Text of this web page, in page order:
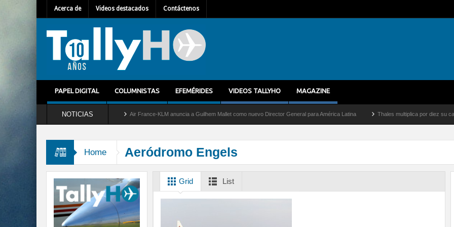
Acerca de Videos destacados Contáctenos
PAPEL DIGITAL COLUMNISTAS EFEMÉRIDES VIDEOS TALLYHO MAGAZINE
NOTICIAS
del servicio al C-2 Greyhound Air France-KLM anuncia a Guilhem Mallet como nuevo Director General para América Latina Thales multiplica por diez su capacidad
Home Aeródromo Engels
Grid List